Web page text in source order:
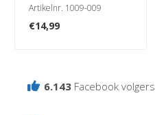
Artikelnr. 1009-009
€14,99
6.143 Facebook volgers